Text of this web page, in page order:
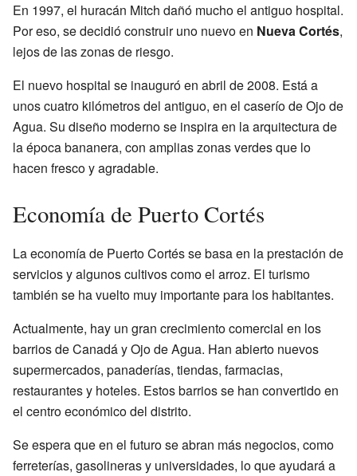
En 1997, el huracán Mitch dañó mucho el antiguo hospital.
Por eso, se decidió construir uno nuevo en Nueva Cortés,
lejos de las zonas de riesgo.
El nuevo hospital se inauguró en abril de 2008. Está a
unos cuatro kilómetros del antiguo, en el caserío de Ojo de
Agua. Su diseño moderno se inspira en la arquitectura de
la época bananera, con amplias zonas verdes que lo
hacen fresco y agradable.
Economía de Puerto Cortés
La economía de Puerto Cortés se basa en la prestación de
servicios y algunos cultivos como el arroz. El turismo
también se ha vuelto muy importante para los habitantes.
Actualmente, hay un gran crecimiento comercial en los
barrios de Canadá y Ojo de Agua. Han abierto nuevos
supermercados, panaderías, tiendas, farmacias,
restaurantes y hoteles. Estos barrios se han convertido en
el centro económico del distrito.
Se espera que en el futuro se abran más negocios, como
ferreterías, gasolineras y universidades, lo que ayudará a